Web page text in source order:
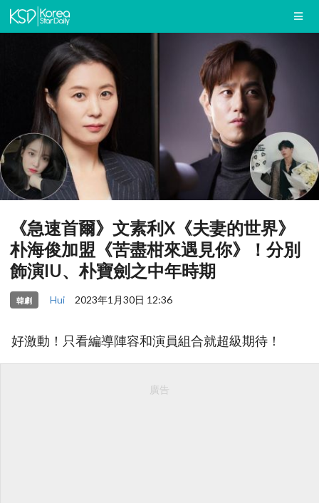
《急速首爾》文素利X《夫妻的世界》
朴海俊加盟《苦盡柑來遇見你》！分別
飾演IU、朴寶劍之中年時期
韓劇 Hui 2023年1月30日 12:36
好激動！只看編導陣容和演員組合就超級期待！
廣告